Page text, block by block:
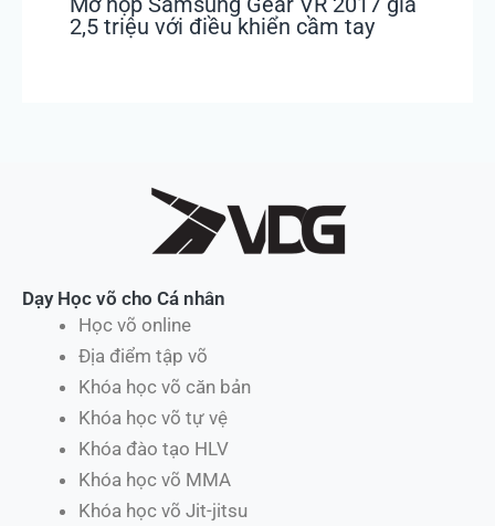
2,5 triệu với điều khiển cầm tay
Dạy Học võ cho Cá nhân
Học võ online
Địa điểm tập võ
Khóa học võ căn bản
Khóa học võ tự vệ
Khóa đào tạo HLV
Khóa học võ MMA
Khóa học võ Jit-jitsu